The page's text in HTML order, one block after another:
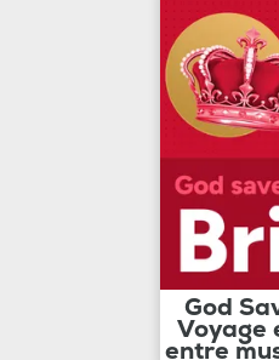
God
Voyage
entre